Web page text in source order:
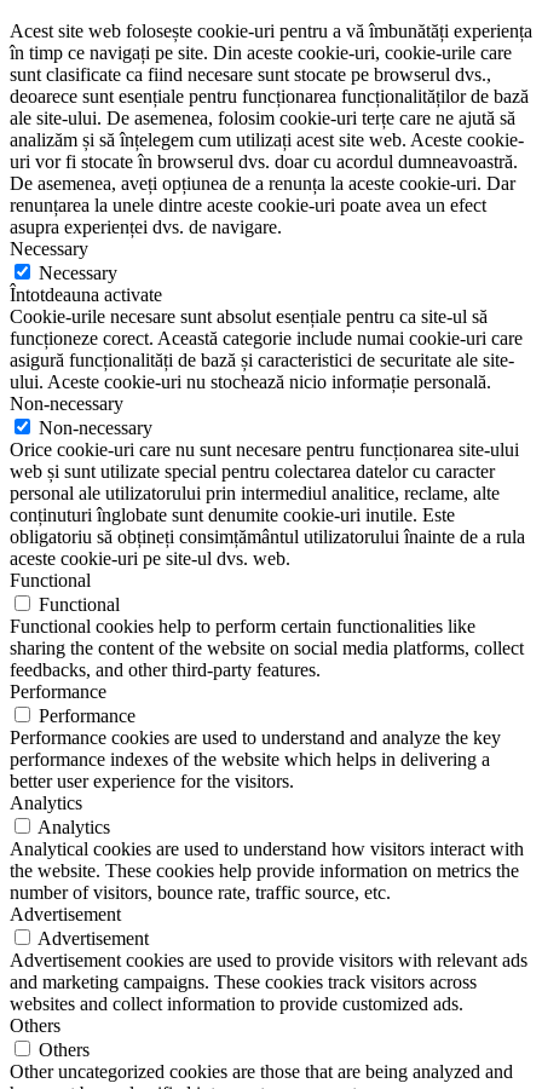
Acest site web folosește cookie-uri pentru a vă îmbunătăți experiența
în timp ce navigați pe site. Din aceste cookie-uri, cookie-urile care
sunt clasificate ca fiind necesare sunt stocate pe browserul dvs.,
deoarece sunt esențiale pentru funcționarea funcționalităților de bază
ale site-ului. De asemenea, folosim cookie-uri terțe care ne ajută să
analizăm și să înțelegem cum utilizați acest site web. Aceste cookie-
uri vor fi stocate în browserul dvs. doar cu acordul dumneavoastră.
De asemenea, aveți opțiunea de a renunța la aceste cookie-uri. Dar
renunțarea la unele dintre aceste cookie-uri poate avea un efect
asupra experienței dvs. de navigare.
Necessary
Necessary
Întotdeauna activate
Cookie-urile necesare sunt absolut esențiale pentru ca site-ul să
funcționeze corect. Această categorie include numai cookie-uri care
asigură funcționalități de bază și caracteristici de securitate ale site-
ului. Aceste cookie-uri nu stochează nicio informație personală.
Non-necessary
Non-necessary
Orice cookie-uri care nu sunt necesare pentru funcționarea site-ului
web și sunt utilizate special pentru colectarea datelor cu caracter
personal ale utilizatorului prin intermediul analitice, reclame, alte
conținuturi înglobate sunt denumite cookie-uri inutile. Este
obligatoriu să obțineți consimțământul utilizatorului înainte de a rula
aceste cookie-uri pe site-ul dvs. web.
Functional
Functional
Functional cookies help to perform certain functionalities like
sharing the content of the website on social media platforms, collect
feedbacks, and other third-party features.
Performance
Performance
Performance cookies are used to understand and analyze the key
performance indexes of the website which helps in delivering a
better user experience for the visitors.
Analytics
Analytics
Analytical cookies are used to understand how visitors interact with
the website. These cookies help provide information on metrics the
number of visitors, bounce rate, traffic source, etc.
Advertisement
Advertisement
Advertisement cookies are used to provide visitors with relevant ads
and marketing campaigns. These cookies track visitors across
websites and collect information to provide customized ads.
Others
Others
Other uncategorized cookies are those that are being analyzed and